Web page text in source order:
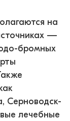
на
—
бромных
Серноводск-
лечебные